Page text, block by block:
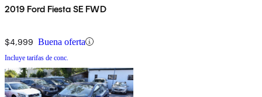
2019 Ford Fiesta SE FWD
$4,999 Buena oferta
Incluye tarifas de conc.